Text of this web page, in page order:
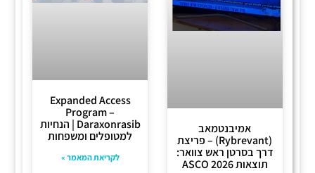
אמיבנטמאב
(Rybrevant) – פריצת
דרך בסרטן ראש צוואר:
תוצאות ASCO 2026
Expanded Access
Program –
Daraxonrasib | הנחיות
למטופלים ומשפחות
לקריאת המאמר »